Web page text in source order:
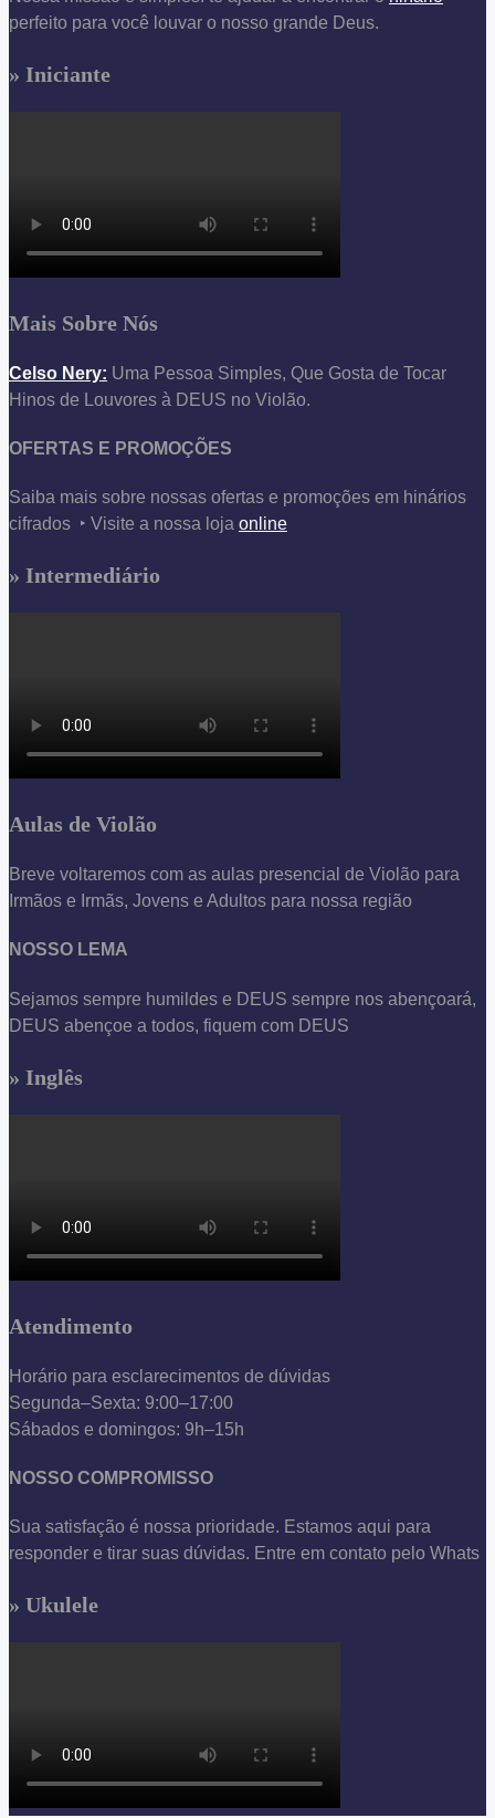
perfeito para você louvar o nosso grande Deus.
» Iniciante
Mais Sobre Nós
Celso Nery: Uma Pessoa Simples, Que Gosta de Tocar
Hinos de Louvores à DEUS no Violão.
OFERTAS E PROMOÇÕES
Saiba mais sobre nossas ofertas e promoções em hinários
cifrados ‣ Visite a nossa loja online
» Intermediário
Aulas de Violão
Breve voltaremos com as aulas presencial de Violão para
Irmãos e Irmãs, Jovens e Adultos para nossa região
NOSSO LEMA
Sejamos sempre humildes e DEUS sempre nos abençoará,
DEUS abençoe a todos, fiquem com DEUS
» Inglês
Atendimento
Horário para esclarecimentos de dúvidas
Segunda–Sexta: 9:00–17:00
Sábados e domingos: 9h–15h
NOSSO COMPROMISSO
Sua satisfação é nossa prioridade. Estamos aqui para
responder e tirar suas dúvidas. Entre em contato pelo Whats
» Ukulele